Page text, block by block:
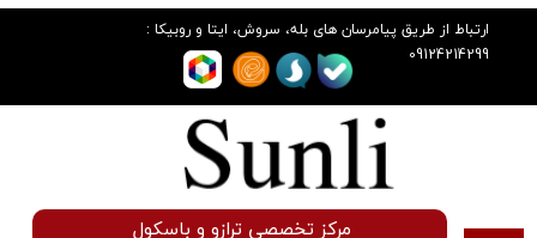
ارتباط از طریق پیامرسان های بله، سروش، ایتا و روبیکا :
09124214299
مرکز تخصصی ترازو و باسکول